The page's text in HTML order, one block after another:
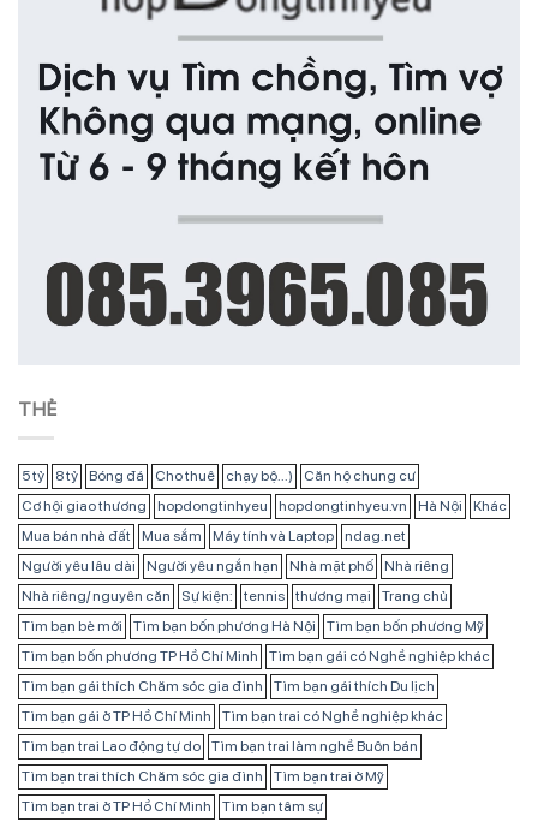
THẺ
5 tỷ 8 tỷ Bóng đá Cho thuê chạy bộ...)
Căn hộ chung cư
Cơ hội giao thương
hopdongtinhyeu hopdongtinhyeu.vn Hà Nội
Khác
Mua bán nhà đất
Mua sắm Máy tính và Laptop
ndag.net
Người yêu lâu dài
Người yêu ngắn hạn Nhà mặt phố
Nhà riêng
Nhà riêng/ nguyên căn
Sự kiện: tennis thương mại
Trang chủ
Tìm bạn bè mới
Tìm bạn bốn phương Hà Nội
Tìm bạn bốn phương Mỹ
Tìm bạn bốn phương TP Hồ Chí Minh
Tìm bạn gái có Nghề nghiệp khác
Tìm bạn gái thích Chăm sóc gia đình
Tìm bạn gái thích Du lịch
Tìm bạn gái ở TP Hồ Chí Minh
Tìm bạn trai có Nghề nghiệp khác
Tìm bạn trai Lao động tự do
Tìm bạn trai làm nghề Buôn bán
Tìm bạn trai thích Chăm sóc gia đình
Tìm bạn trai ở Mỹ
Tìm bạn trai ở TP Hồ Chí Minh
Tìm bạn tâm sự